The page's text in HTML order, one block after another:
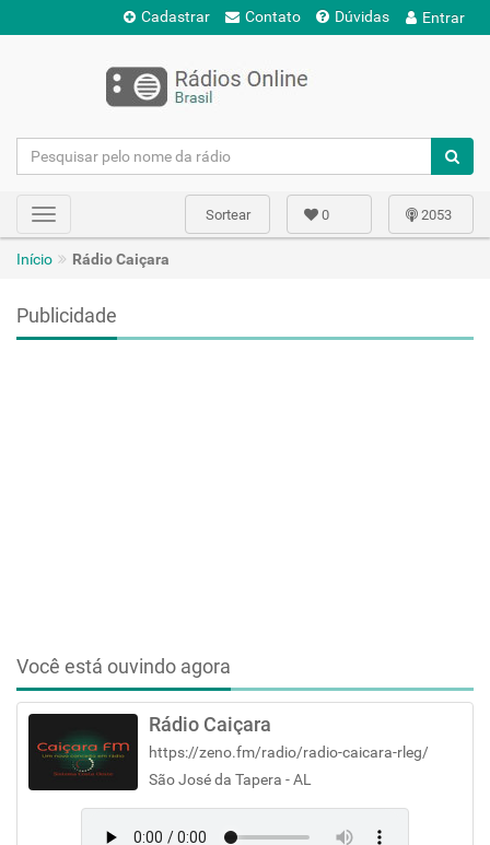
Cadastrar Contato Dúvidas Entrar
Toggle
navigation
2053
0
Sortear
Início Rádio Caiçara
Publicidade
Você está ouvindo agora
Rádio Caiçara
https://zeno.fm/radio/radio-caicara-rleg/
São José da Tapera - AL